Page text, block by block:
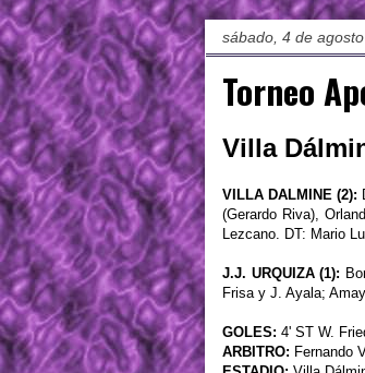
sábado, 4 de
Torneo
Villa
VILLA DALMINE (2):
(Gerardo Riva),
Lezcano. DT: Mario
J.J. URQUIZA (1):
Frisa y J. Ayala;
GOLES: 4' ST W.
ARBITRO: Fernando